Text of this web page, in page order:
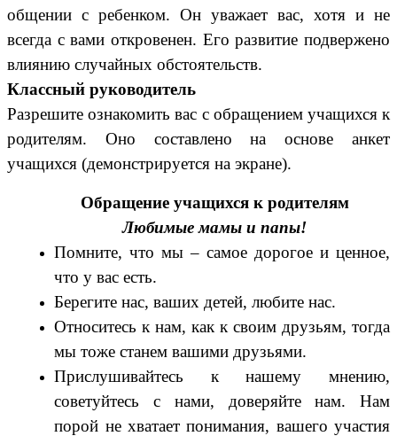
общении с ребенком. Он уважает вас, хотя и не
всегда с вами откровенен. Его развитие подвержено
влиянию случайных обстоятельств.
Классный руководитель
Разрешите ознакомить вас с обращением учащихся к
родителям. Оно составлено на основе анкет
учащихся (демонстрируется на экране).
Обращение учащихся к родителям
Любимые мамы и папы!
Помните, что мы – самое дорогое и ценное,
что у вас есть.
Берегите нас, ваших детей, любите нас.
Относитесь к нам, как к своим друзьям, тогда
мы тоже станем вашими друзьями.
Прислушивайтесь к нашему мнению,
советуйтесь с нами, доверяйте нам. Нам
порой не хватает понимания, вашего участия